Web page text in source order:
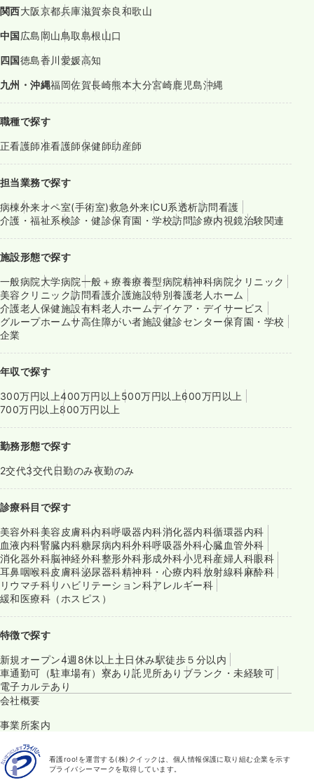
関西大阪京都兵庫滋賀奈良和歌山
中国広島岡山鳥取島根山口
四国徳島香川愛媛高知
九州・沖縄福岡佐賀長崎熊本大分宮崎鹿児島沖縄
職種で探す
正看護師准看護師保健師助産師
担当業務で探す
病棟外来オペ室(手術室)救急外来ICU系透析訪問看護
介護・福祉系検診・健診保育園・学校訪問診療内視鏡治験関連
施設形態で探す
一般病院大学病院一般＋療養療養型病院精神科病院クリニック
美容クリニック訪問看護介護施設特別養護老人ホーム
介護老人保健施設有料老人ホームデイケア・デイサービス
グループホームサ高住障がい者施設健診センター保育園・学校
企業
年収で探す
300万円以上400万円以上 500万円以上600万円以上
700万円以上800万円以上
勤務形態で探す
2交代3交代日勤のみ夜勤のみ
診療科目で探す
美容外科美容皮膚科内科呼吸器内科消化器内科循環器内科
血液内科腎臓内科糖尿病内科外科呼吸器外科心臓血管外科
消化器外科脳神経外科整形外科形成外科小児科産婦人科眼科
耳鼻咽喉科皮膚科泌尿器科精神科・心療内科放射線科麻酔科
リウマチ科リハビリテーション科アレルギー科
緩和医療科（ホスピス）
特徴で探す
新規オープン4週8休以上 土日休み駅徒歩５分以内
車通勤可（駐車場有） 寮あり託児所あり ブランク・未経験可
電子カルテあり
会社概要
事業所案内
看護roo!を運営する(株)クイックは、個人情報保護に取り組む企業を示す
プライバシーマークを取得しています。